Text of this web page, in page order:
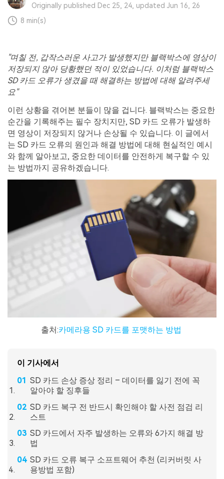
Originally published Dec 25, 24, updated Jun 16, 26
8 min(s)
"며칠 전, 갑작스러운 사고가 발생했지만 블랙박스에 영상이
저장되지 않아 당황했던 적이 있었습니다. 이처럼 블랙박스
SD카드 오류가 생겼을 때 해결하는 방법에 대해 알려주세
요"
이런 상황을 겪어본 분들이 많을 겁니다. 블랙박스는 중요한
순간을 기록해주는 필수 장치지만, SD 카드 오류가 발생하
면 영상이 저장되지 않거나 손상될 수 있습니다. 이 글에서
는 SD 카드 오류의 원인과 해결 방법에 대해 현실적인 예시
와 함께 알아보고, 중요한 데이터를 안전하게 복구할 수 있
는 방법까지 공유하겠습니다.
출처:카메라용 SD 카드를 포맷하는 방법
이 기사에서
SD 카드 손상 증상 정리 – 데이터를 잃기 전에 꼭
알아야 할 징후들
SD 카드 복구 전 반드시 확인해야 할 사전 점검 리
스트
SD 카드에서 자주 발생하는 오류와 6가지 해결 방
법
SD 카드 오류 복구 소프트웨어 추천 (리커버릿 사
용방법 포함)